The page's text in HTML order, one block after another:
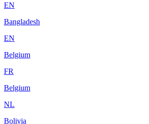
EN
Bangladesh
EN
Belgium
FR
Belgium
NL
Bolivia